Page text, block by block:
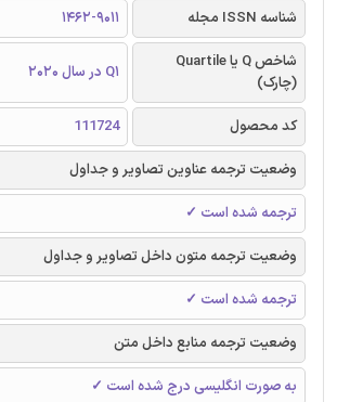
شناسه ISSN مجله
1462-9011
شاخص Q یا Quartile
(چارک)
Q1 در سال 2020
کد محصول
111724
وضعیت ترجمه عناوین تصاویر و جداول
ترجمه شده است ✓
وضعیت ترجمه متون داخل تصاویر و جداول
ترجمه شده است ✓
وضعیت ترجمه منابع داخل متن
به صورت انگلیسی درج شده است ✓